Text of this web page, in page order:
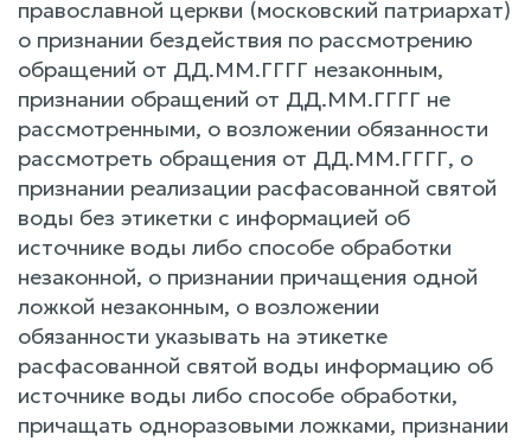
православной церкви (московский патриархат)
о признании бездействия по рассмотрению
обращений от ДД.ММ.ГГГГ незаконным,
признании обращений от ДД.ММ.ГГГГ не
рассмотренными, о возложении обязанности
рассмотреть обращения от ДД.ММ.ГГГГ, о
признании реализации расфасованной святой
воды без этикетки с информацией об
источнике воды либо способе обработки
незаконной, о признании причащения одной
ложкой незаконным, о возложении
обязанности указывать на этикетке
расфасованной святой воды информацию об
источнике воды либо способе обработки,
причащать одноразовыми ложками, признании